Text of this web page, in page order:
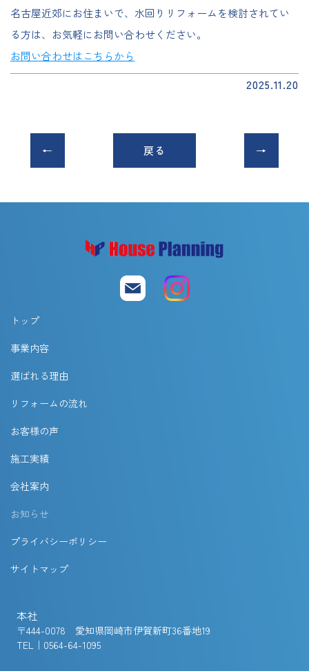
名古屋近郊にお住まいで、水回りリフォームを検討されてい
る方は、お気軽にお問い合わせください。
お問い合わせはこちらから
2025.11.20
戻る
トップ
事業内容
選ばれる理由
リフォームの流れ
お客様の声
施工実績
会社案内
お知らせ
プライバシーポリシー
サイトマップ
本社
〒444-0078 愛知県岡崎市伊賀新町36番地19
TEL｜0564-64-1095